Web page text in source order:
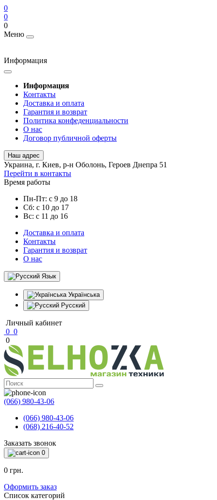
0
0
0
Меню
Информация
Информация
Контакты
Доставка и оплата
Гарантия и возврат
Политика конфеденциальности
О нас
Договор публичной оферты
Наш адрес
Украина, г. Киев, р-н Оболонь, Героев Днепра 51
Перейти в контакты
Время работы
Пн-Пт: с 9 до 18
Сб: с 10 до 17
Вс: с 11 до 16
Доставка и оплата
Контакты
Гарантия и возврат
О нас
Язык
Українська
Русский
Личный кабинет
0 0
0
(066) 980-43-06
(066) 980-43-06
(068) 216-40-52
Заказать звонок
0
0 грн.
Оформить заказ
Список категорий